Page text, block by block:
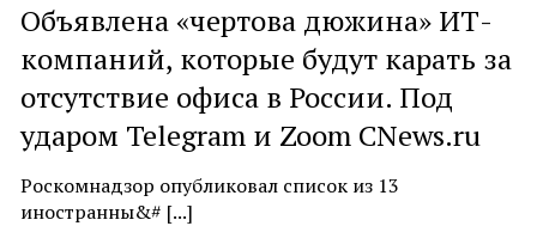
Объявлена «чертова дюжина» ИТ-
компаний, которые будут карать за
отсутствие офиса в России. Под
ударом Telegram и Zoom CNews.ru
Роскомнадзор опубликовал список из 13
иностранны&# [...]